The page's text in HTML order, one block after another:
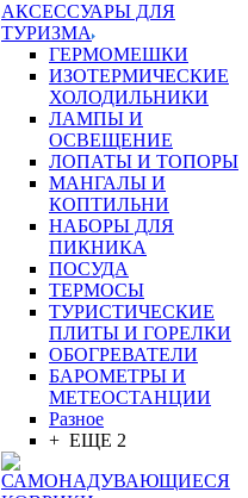
АКСЕССУАРЫ ДЛЯ
ТУРИЗМА
ГЕРМОМЕШКИ
ИЗОТЕРМИЧЕСКИЕ
ХОЛОДИЛЬНИКИ
ЛАМПЫ И
ОСВЕЩЕНИЕ
ЛОПАТЫ И ТОПОРЫ
МАНГАЛЫ И
КОПТИЛЬНИ
НАБОРЫ ДЛЯ
ПИКНИКА
ПОСУДА
ТЕРМОСЫ
ТУРИСТИЧЕСКИЕ
ПЛИТЫ И ГОРЕЛКИ
ОБОГРЕВАТЕЛИ
БАРОМЕТРЫ И
МЕТЕОСТАНЦИИ
Разное
+ ЕЩЕ 2